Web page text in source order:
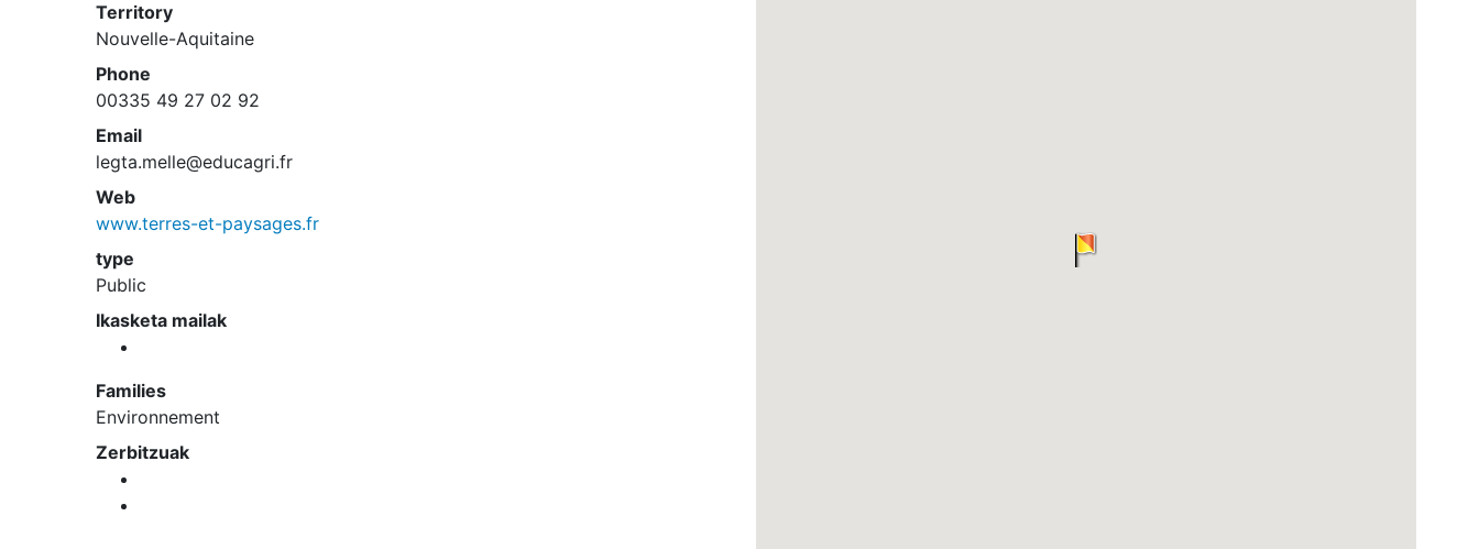
Territory
Nouvelle-Aquitaine
Phone
00335 49 27 02 92
Email
legta.melle@educagri.fr
Web
www.terres-et-paysages.fr
type
Public
Ikasketa mailak
Families
Environnement
Zerbitzuak